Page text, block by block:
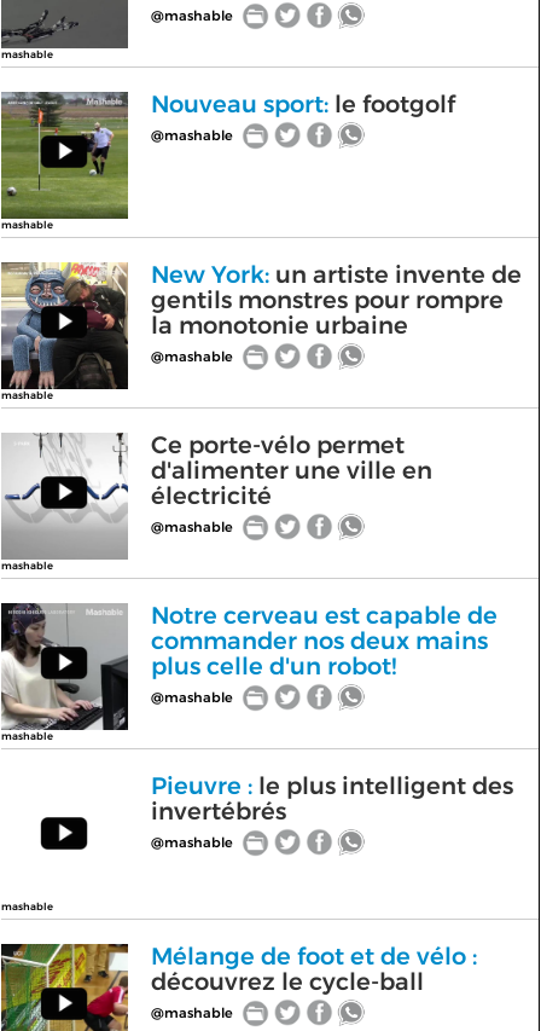
mashable
@mashable
mashable
Nouveau sport:le footgolf
@mashable
mashable
New York:un artiste invente de
gentils monstres pour rompre
la monotonie urbaine
@mashable
mashable
Ce porte-vélo permet
d'alimenter une ville en
électricité
@mashable
mashable
Notre cerveau est capable de
commander nos deux mains
plus celle d'un robot!
@mashable
mashable
Pieuvre :le plus intelligent des
invertébrés
@mashable
Mélange de foot et de vélo :
découvrez le cycle-ball
@mashable